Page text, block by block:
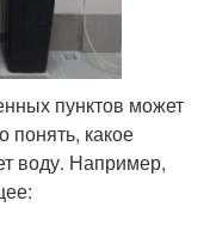
пунктов может
понять, какое
воду. Например,